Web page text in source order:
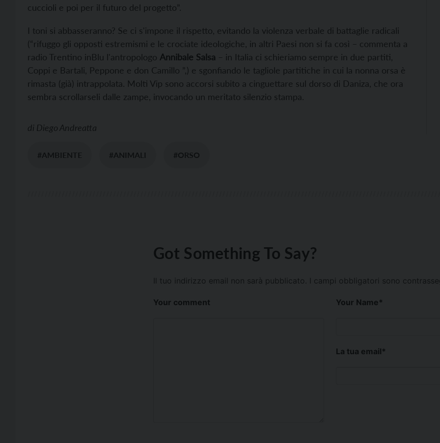
cuccioli e poi per il futuro del progetto”.
I toni si abbasseranno? Se ci s'impone il rispetto, evitando la violenza verbale di battaglie radicali
(“rifuggo gli opposti estremismi e le crociate ideologiche, in altri Paesi non si fa così – commenta a
radio Trentino inBlu l'antropologo Annibale Salsa – in Italia ci schieriamo sempre in due partiti,
Coppi e Bartali, Peppone e don Camillo ”,) e sgonfiando le tagliole partitiche in cui la nonna orsa è
rimasta (già) intrappolata. Molti Vip sono accorsi subito a cinguettare sul dorso di Daniza, che ora
sembra scrollarseli dalle zampe, invocando un meritato silenzio stampa.
di Diego Andreatta
#AMBIENTE #ANIMALI #ORSO
Got Something To Say?
Il tuo indirizzo email non sarà pubblicato. I campi obbligatori sono
Your comment Your Name*
La tua email*